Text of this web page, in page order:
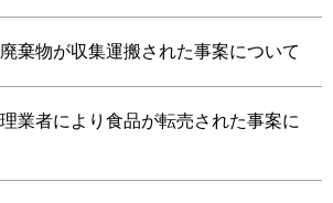
棄物が収集運搬された事案について
業者により食品が転売された事案に